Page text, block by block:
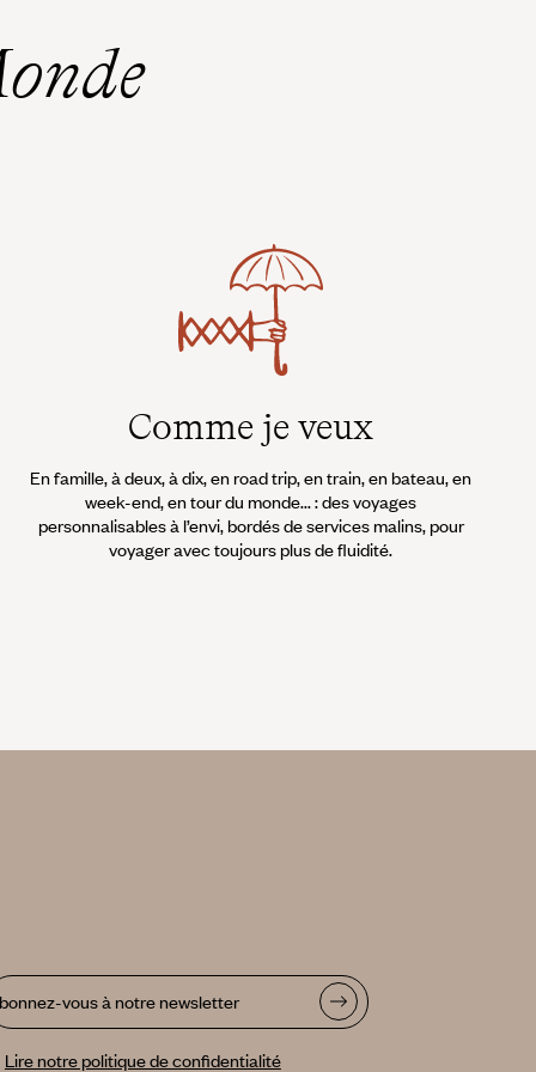
Comme je veux
En famille, à deux, à dix, en road trip, en train, en bateau, en
week-end, en tour du monde... : des voyages
personnalisables à l’envi, bordés de services malins, pour
voyager avec toujours plus de fluidité.
vous à notre newsletter
Lire notre politique de confidentialité